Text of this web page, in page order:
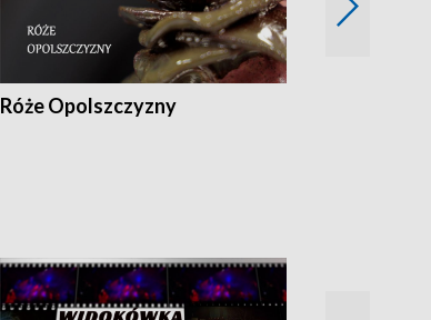
Róże Opolszczyzny